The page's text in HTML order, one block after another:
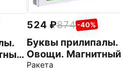
524 874 -40%
Буквы прилипалы.
Овощи. Магнитный
набор для обучения
Ракета